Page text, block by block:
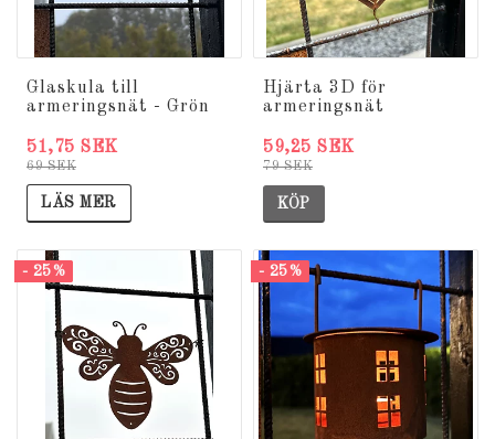
Glaskula till
armeringsnät - Grön
69 SEK
51,75 SEK
LÄS MER
Hjärta 3D för
armeringsnät
79 SEK
59,25 SEK
KÖP
- 25% - 25%